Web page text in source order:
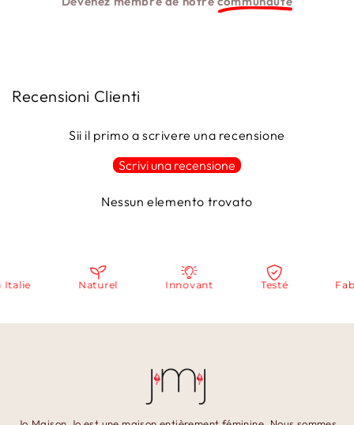
Recensioni Clienti
Sii il primo a scrivere una recensione
Scrivi una recensione
Nessun elemento trovato
Naturel Innovant Testé